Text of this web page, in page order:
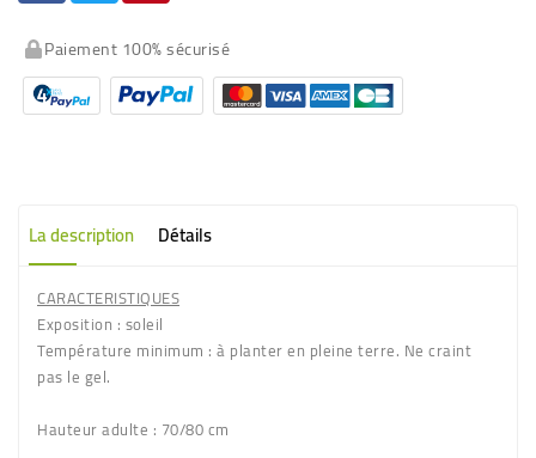
Paiement 100% sécurisé
La description Détails
CARACTERISTIQUES
Exposition : soleil
Température minimum : à planter en pleine terre. Ne craint
pas le gel.
Hauteur adulte : 70/80 cm